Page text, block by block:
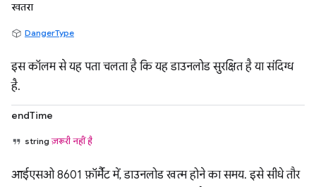
खतरा
DangerType
इस कॉलम से यह पता चलता है कि यह डाउनलोड सुरक्षित है या संदिग्ध
है.
endTime
stringज़रूरी नहीं है
आईएसओ 8601 फ़ॉर्मैट में, डाउनलोड खत्म होने का समय. इसे सीधे तौर